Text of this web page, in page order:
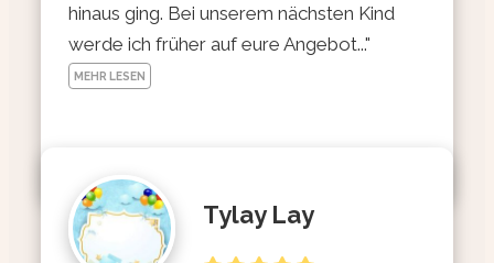
hinaus ging. Bei unserem nächsten Kind
werde ich früher auf eure Angebot..."
MEHR LESEN
Tylay Lay